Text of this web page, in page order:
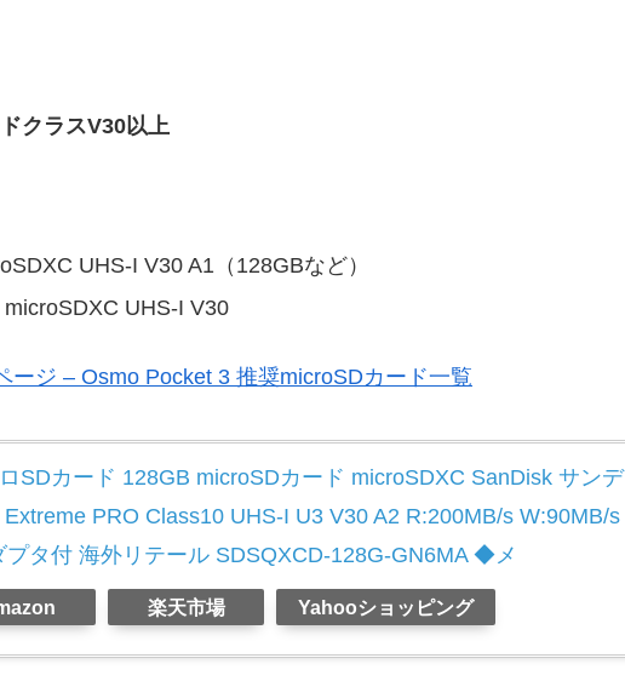
クラスV30以上
UHS-I V30 A1（128GBなど）
UHS-I V30
ージ – Osmo Pocket 3 推奨microSDカード一覧
SDカード 128GB microSDカード microSDXC SanDisk サンデ
Extreme PRO Class10 UHS-I U3 V30 A2 R:200MB/s W:90MB/s
プタ付 海外リテール SDSQXCD-128G-GN6MA ◆メ
楽天市場 Yahooショッピング